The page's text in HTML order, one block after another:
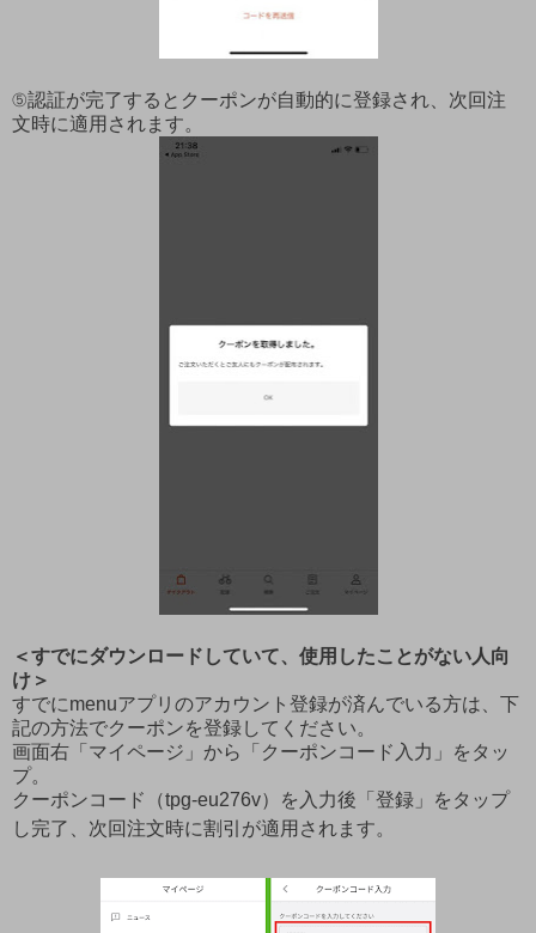
⑤認証が完了するとクーポンが自動的に登録され、次回注
文時に適用されます。
＜すでにダウンロードしていて、使用したことがない人向
け＞
すでにmenuアプリのアカウント登録が済んでいる方は、下
記の方法でクーポンを登録してください。
画面右「マイページ」から「クーポンコード入力」をタッ
プ。
クーポンコード（tpg-eu276v）を入力後「登録」をタップ
し完了、次回注文時に割引が適用されます。